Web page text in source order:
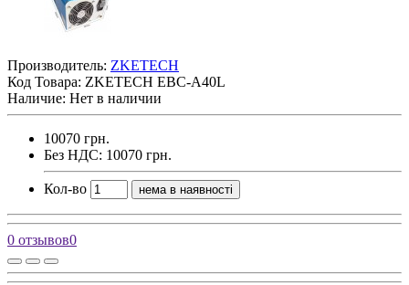
Производитель: ZKETECH
Код Товара: ZKETECH EBC-A40L
Наличие: Нет в наличии
10070 грн.
Без НДС: 10070 грн.
Кол-во нема в наявності
0 отзывов0